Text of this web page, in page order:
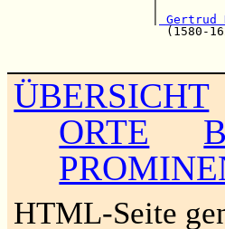
ÜBERSICHT
ORTE
HTML-Seite